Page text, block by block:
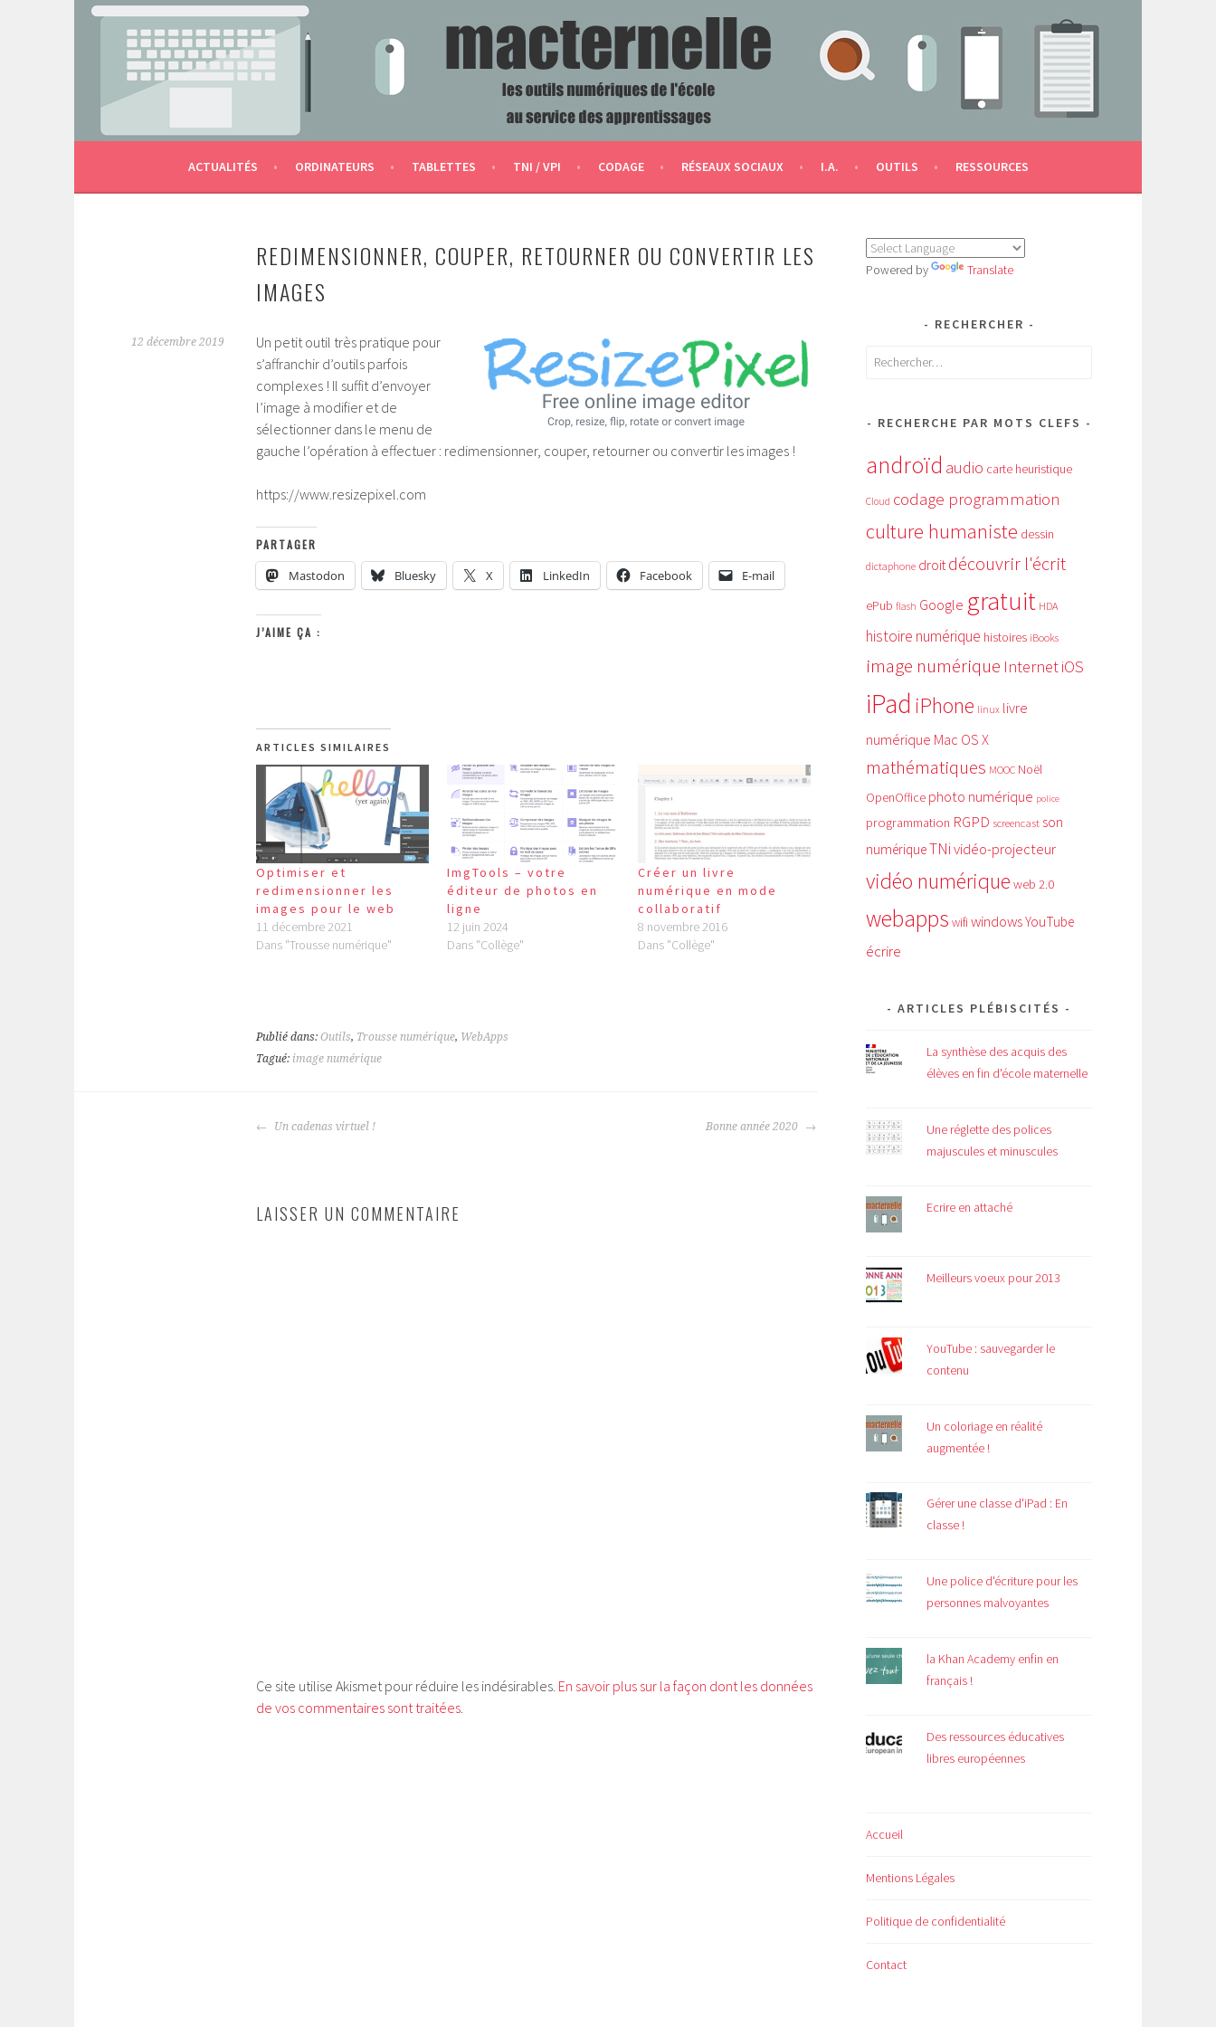
Aller
MACTERNELLE
LES OUTILS NUMÉRIQUES DE L'ÉCOLE AU SERVICE DES APPRENTISSAGES
ACTUALITÉS ORDINATEURS TABLETTES TNI / VPI CODAGE RÉSEAUX SOCIAUX I.A. OUTILS RESSOURCES
REDIMENSIONNER, COUPER, RETOURNER OU CONVERTIR LES
IMAGES
12 décembre 2019
Un petit outil très pratique pour
s’affranchir d’outils parfois
complexes ! Il suffit d’envoyer
l’image à modifier et de
sélectionner dans le menu de
gauche l’opération à effectuer : redimensionner, couper, retourner ou convertir les images !
https://www.resizepixel.com
PARTAGER
Mastodon Bluesky X LinkedIn Facebook E-mail
J’AIME ÇA :
ARTICLES SIMILAIRES
Optimiser et
redimensionner les
images pour le web
11 décembre 2021
Dans "Trousse numérique"
ImgTools – votre
éditeur de photos en
ligne
12 juin 2024
Dans "Collège"
Créer un livre
numérique en mode
collaboratif
8 novembre 2016
Dans "Collège"
Publié dans: Outils, Trousse numérique, WebApps
Tagué: image numérique
NAVIGATION
Un cadenas virtuel ! Bonne année 2020
LAISSER UN COMMENTAIRE
Ce site utilise Akismet pour réduire les indésirables. En savoir plus sur la façon dont les données
de vos commentaires sont traitées.
Powered by Translate
RECHERCHER
Rechercher :
RECHERCHE PAR MOTS CLEFS
androïd audio carte heuristique
Cloud codage programmation
culture humaniste dessin
dictaphone droit découvrir l'écrit
ePub flash Google gratuit HDA
histoire numérique histoires iBooks
image numérique InternetiOS
iPad iPhone linux livre
numérique Mac OS X
mathématiques MOOC Noël
OpenOffice photo numérique police
programmation RGPD screencast son
numériqueTNividéo-projecteur
vidéo numérique web 2.0
webapps wifi windowsYouTube
écrire
ARTICLES PLÉBISCITÉS
La synthèse des acquis des
élèves en fin d'école maternelle
Une réglette des polices
majuscules et minuscules
Ecrire en attaché
Meilleurs voeux pour 2013
YouTube : sauvegarder le
contenu
Un coloriage en réalité
augmentée !
Gérer une classe d'iPad : En
classe !
Une police d'écriture pour les
personnes malvoyantes
la Khan Academy enfin en
français !
Des ressources éducatives
libres européennes
Accueil
Mentions Légales
Politique de confidentialité
Contact